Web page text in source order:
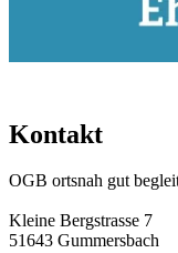
Kontakt
OGB ortsnah gut
Kleine Bergstrasse 7
51643 Gummersbach